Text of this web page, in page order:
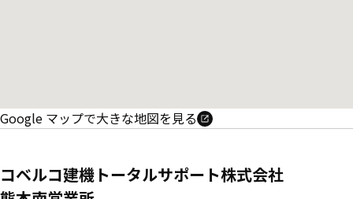
Google マップで大きな地図を見る
コベルコ建機トータルサポート株式会社